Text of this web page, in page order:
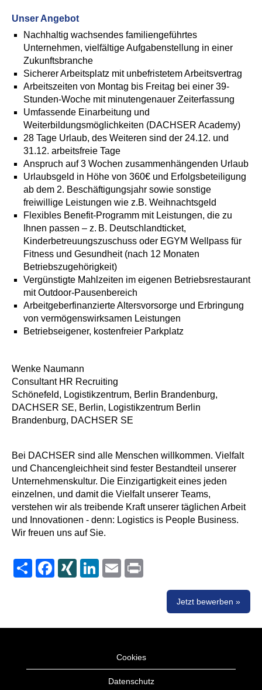
Unser Angebot
Nachhaltig wachsendes familiengeführtes
Unternehmen, vielfältige Aufgabenstellung in einer
Zukunftsbranche
Sicherer Arbeitsplatz mit unbefristetem Arbeitsvertrag
Arbeitszeiten von Montag bis Freitag bei einer 39-
Stunden-Woche mit minutengenauer Zeiterfassung
Umfassende Einarbeitung und
Weiterbildungsmöglichkeiten (DACHSER Academy)
28 Tage Urlaub, des Weiteren sind der 24.12. und
31.12. arbeitsfreie Tage
Anspruch auf 3 Wochen zusammenhängenden Urlaub
Urlaubsgeld in Höhe von 360€ und Erfolgsbeteiligung
ab dem 2. Beschäftigungsjahr sowie sonstige
freiwillige Leistungen wie z.B. Weihnachtsgeld
Flexibles Benefit-Programm mit Leistungen, die zu
Ihnen passen – z. B. Deutschlandticket,
Kinderbetreuungszuschuss oder EGYM Wellpass für
Fitness und Gesundheit (nach 12 Monaten
Betriebszugehörigkeit)
Vergünstigte Mahlzeiten im eigenen Betriebsrestaurant
mit Outdoor-Pausenbereich
Arbeitgeberfinanzierte Altersvorsorge und Erbringung
von vermögenswirksamen Leistungen
Betriebseigener, kostenfreier Parkplatz
Wenke Naumann
Consultant HR Recruiting
Schönefeld, Logistikzentrum, Berlin Brandenburg,
DACHSER SE, Berlin, Logistikzentrum Berlin
Brandenburg, DACHSER SE
Bei DACHSER sind alle Menschen willkommen. Vielfalt
und Chancengleichheit sind fester Bestandteil unserer
Unternehmenskultur. Die Einzigartigkeit eines jeden
einzelnen, und damit die Vielfalt unserer Teams,
verstehen wir als treibende Kraft unserer täglichen Arbeit
und Innovationen - denn: Logistics is People Business.
Wir freuen uns auf Sie.
Share FacebookXING LinkedInEmail
Jetzt bewerben »
Cookies
Datenschutz